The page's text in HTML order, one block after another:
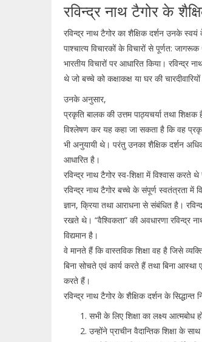
रविन्द्र नाथ टैगोर के
रविन्द्र नाथ टैगोर का शैक्षिक दर्शन उनके स्वयं
पाश्चात्य विचारकों के विचारों से पूर्णत:
भारतीय विचारों पर आधारित किया। रविन्द्र
थे जो बच्चे को कक्षाकक्ष या घर की
उनके अनुसार,
प्रकृति बालक की उत्तम पाठ्यचर्या तथा शिक्षक
विश्लेषण कर यह कहा जा सकता है कि वह
भी अनुयायी थे। परंतु उनका शैक्षिक दर्शन
आधारित है।
रविन्द्र नाथ टैगोर स्व-शिक्षा में विश्वास करते
रविन्द्र नाथ टैगोर बच्चे के संपूर्ण स्वतंत्रता में
ज्ञान, क्रिया तथा आराधना से संबंधित है।
रखते थे। “वैश्विकता” की अवधारणा रविन्द्र
विद्यमान है।
वे मानते हैं कि वास्तविक शिक्षा वह है जिसे
बिना सोचते एवं कार्य करते हैं तथा बिना आस्था
करते हैं।
रविन्द्र नाथ टैगोर के शैक्षिक दर्शन के सिद्धान्त
सभी के लिए शिक्षा का लक्ष्य आत्मबोध
उन्होंने प्राचीन वैदान्तिक शिक्षा के